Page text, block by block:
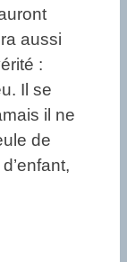
aussi
:
Il se
il ne
de